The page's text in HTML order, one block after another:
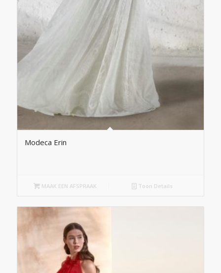
Modeca Erin
MAAK EEN AFSPRAAK Toon Details